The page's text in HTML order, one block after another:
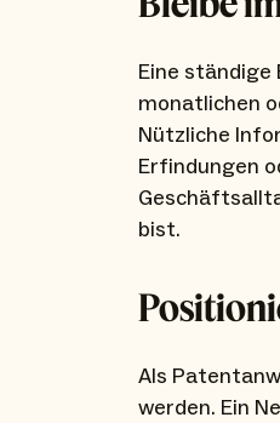
Eine ständige
monatlichen
Nützliche
Erfindungen
bist.
Als
werden. Ein